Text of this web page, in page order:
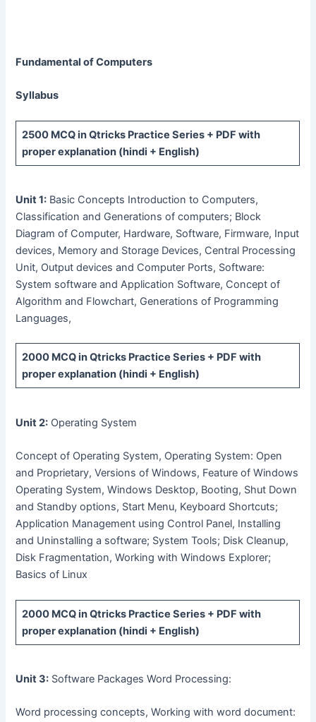
Fundamental of Computers
Syllabus
2500 MCQin Qtricks Practice Series + PDF with
proper explanation (hindi + English)
Unit 1: Basic Concepts Introduction to Computers,
Classification and Generations of computers; Block
Diagram of Computer, Hardware, Software, Firmware, Input
devices, Memory and Storage Devices, Central Processing
Unit, Output devices and Computer Ports, Software:
System software and Application Software, Concept of
Algorithm and Flowchart, Generations of Programming
Languages,
2000 MCQin Qtricks Practice Series + PDF with
proper explanation (hindi + English)
Unit 2: Operating System
Concept of Operating System, Operating System: Open
and Proprietary, Versions of Windows, Feature of Windows
Operating System, Windows Desktop, Booting, Shut Down
and Standby options, Start Menu, Keyboard Shortcuts;
Application Management using Control Panel, Installing
and Uninstalling a software; System Tools; Disk Cleanup,
Disk Fragmentation, Working with Windows Explorer;
Basics of Linux
2000 MCQin Qtricks Practice Series + PDF with
proper explanation (hindi + English)
Unit 3: Software Packages Word Processing:
Word processing concepts, Working with word document: